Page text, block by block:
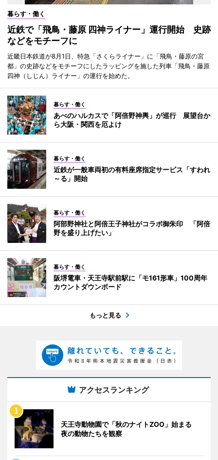
暮らす・働く
近鉄で「飛鳥・藤原 四神ライナー」運行開始 史跡
などをモチーフに
近畿日本鉄道が8月1日、特急「さくらライナー」に「飛鳥・藤原の宮
都」の史跡などをモチーフにしたラッピングを施した列車「飛鳥・藤原
四神（しじん）ライナー」の運行を始めた。
暮らす・働く
あべのハルカスで「阿倍野神輿」が巡行 展望台か
ら大阪・関西を厄よけ
暮らす・働く
近鉄が一般車両初の有料座席指定サービス「すわれ
～る」開始
暮らす・働く
阿部野神社と阿倍王子神社がコラボ御朱印 「阿倍
野を盛り上げたい」
暮らす・働く
阪堺電車・天王寺駅前駅に「モ161形車」100周年
カウントダウンボード
もっと見る
アクセスランキング
天王寺動物園で「秋のナイトZOO」始まる
夜の動物たちを観察